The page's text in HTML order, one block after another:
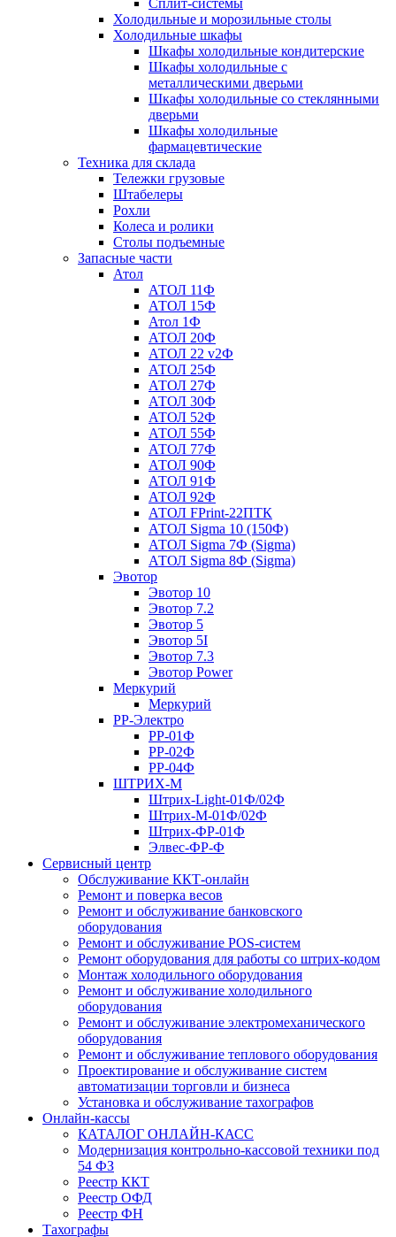
Сплит-системы
Холодильные и морозильные столы
Холодильные шкафы
Шкафы холодильные кондитерские
Шкафы холодильные с
металлическими дверьми
Шкафы холодильные со стеклянными
дверьми
Шкафы холодильные
фармацевтические
Техника для склада
Тележки грузовые
Штабелеры
Рохли
Колеса и ролики
Столы подъемные
Запасные части
Атол
АТОЛ 11Ф
АТОЛ 15Ф
Атол 1Ф
АТОЛ 20Ф
АТОЛ 22 v2Ф
АТОЛ 25Ф
АТОЛ 27Ф
АТОЛ 30Ф
АТОЛ 52Ф
АТОЛ 55Ф
АТОЛ 77Ф
АТОЛ 90Ф
АТОЛ 91Ф
АТОЛ 92Ф
АТОЛ FPrint-22ПТК
АТОЛ Sigma 10 (150Ф)
АТОЛ Sigma 7Ф (Sigma)
АТОЛ Sigma 8Ф (Sigma)
Эвотор
Эвотор 10
Эвотор 7.2
Эвотор 5
Эвотор 5I
Эвотор 7.3
Эвотор Power
Меркурий
Меркурий
РР-Электро
РР-01Ф
РР-02Ф
РР-04Ф
ШТРИХ-М
Штрих-Light-01Ф/02Ф
Штрих-М-01Ф/02Ф
Штрих-ФР-01Ф
Элвес-ФР-Ф
Сервисный центр
Обслуживание ККТ-онлайн
Ремонт и поверка весов
Ремонт и обслуживание банковского
оборудования
Ремонт и обслуживание POS-систем
Ремонт оборудования для работы со штрих-кодом
Монтаж холодильного оборудования
Ремонт и обслуживание холодильного
оборудования
Ремонт и обслуживание электромеханического
оборудования
Ремонт и обслуживание теплового оборудования
Проектирование и обслуживание систем
автоматизации торговли и бизнеса
Установка и обслуживание тахографов
Онлайн-кассы
КАТАЛОГ ОНЛАЙН-КАСС
Модернизация контрольно-кассовой техники под
54 ФЗ
Реестр ККТ
Реестр ОФД
Реестр ФН
Тахографы